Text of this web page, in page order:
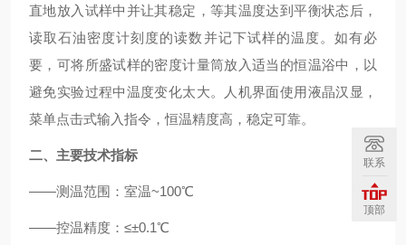
直地放入试样中并让其稳定，等其温度达到平衡状态后，
读取石油密度计刻度的读数并记下试样的温度。如有必
要，可将所盛试样的密度计量筒放入适当的恒温浴中，以
避免实验过程中温度变化太大。人机界面使用液晶汉显，
菜单点击式输入指令，恒温精度高，稳定可靠。
二、主要技术指标
——测温范围：室温~100℃
——控温精度：≤±0.1℃
联系
顶部